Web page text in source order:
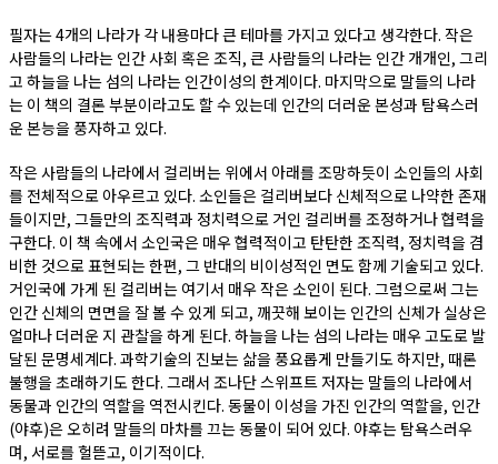
필자는 4개의 나라가 각 내용마다 큰 테마를 가지고 있다고 생각한다. 작은
사람들의 나라는 인간 사회 혹은 조직, 큰 사람들의 나라는 인간 개개인, 그리
고 하늘을 나는 섬의 나라는 인간이성의 한계이다. 마지막으로 말들의 나라
는 이 책의 결론 부분이라고도 할 수 있는데 인간의 더러운 본성과 탐욕스러
운 본능을 풍자하고 있다.
작은 사람들의 나라에서 걸리버는 위에서 아래를 조망하듯이 소인들의 사회
를 전체적으로 아우르고 있다. 소인들은 걸리버보다 신체적으로 나약한 존재
들이지만, 그들만의 조직력과 정치력으로 거인 걸리버를 조정하거나 협력을
구한다. 이 책 속에서 소인국은 매우 협력적이고 탄탄한 조직력, 정치력을 겸
비한 것으로 표현되는 한편, 그 반대의 비이성적인 면도 함께 기술되고 있다.
거인국에 가게 된 걸리버는 여기서 매우 작은 소인이 된다. 그럼으로써 그는
인간 신체의 면면을 잘 볼 수 있게 되고, 깨끗해 보이는 인간의 신체가 실상은
얼마나 더러운 지 관찰을 하게 된다. 하늘을 나는 섬의 나라는 매우 고도로 발
달된 문명세계다. 과학기술의 진보는 삶을 풍요롭게 만들기도 하지만, 때론
불행을 초래하기도 한다. 그래서 조나단 스위프트 저자는 말들의 나라에서
동물과 인간의 역할을 역전시킨다. 동물이 이성을 가진 인간의 역할을, 인간
(야후)은 오히려 말들의 마차를 끄는 동물이 되어 있다. 야후는 탐욕스러우
며, 서로를 헐뜯고, 이기적이다.